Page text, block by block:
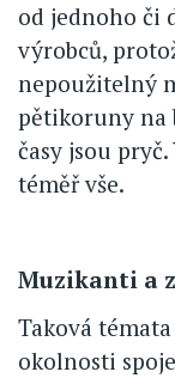
od jednoho či
výrobců,
nepoužitelný
pětikoruny na
časy jsou
téměř vše.
Muzikanti a
Taková
okolnosti